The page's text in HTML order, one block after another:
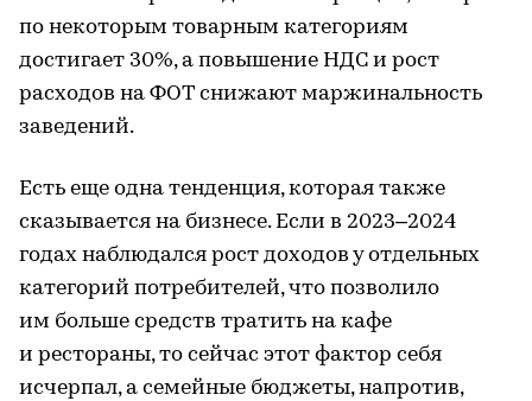
по некоторым товарным категориям
достигает 30%, а повышение НДС и рост
расходов на ФОТ снижают маржинальность
заведений.
Есть еще одна тенденция, которая также
сказывается на бизнесе. Если в 2023–2024
годах наблюдался рост доходов у отдельных
категорий потребителей, что позволило
им больше средств тратить на кафе
и рестораны, то сейчас этот фактор себя
исчерпал, а семейные бюджеты, напротив,